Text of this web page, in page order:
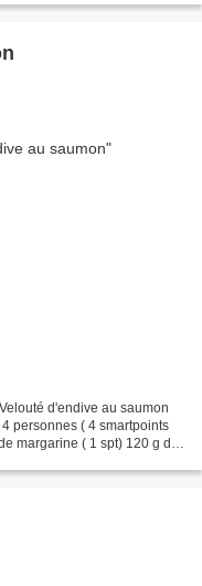
200...
d'endive au saumon
personnes ( 4 smartpoints
margarine ( 1 spt) 120 g de